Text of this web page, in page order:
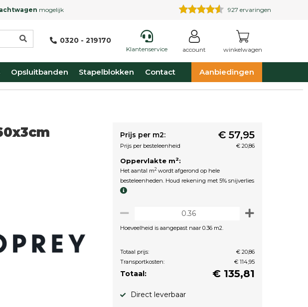
mogelijk 927 ervaringen
0320 - 219170
Klantenservice account winkelwagen
Opsluitbanden Stapelblokken Contact Aanbiedingen
Prijs per m2: € 57,95
Prijs per besteleenheid € 20,86
Oppervlakte m2:
Het aantal m2 wordt afgerond op hele
besteleenheden. Houd rekening met 5% snijverlies
Hoeveelheid is aangepast naar 0.36 m2.
Totaal prijs:
€ 20,86
Transportkosten:
€ 114,95
Totaal: € 135,81
Direct leverbaar